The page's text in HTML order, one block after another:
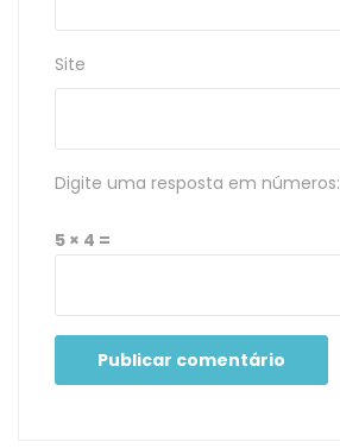
Site
Digite uma resposta em números:
5 × 4 =